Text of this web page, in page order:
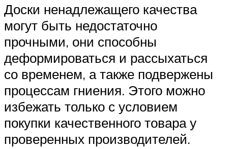
Доски ненадлежащего качества
могут быть недостаточно
прочными, они способны
деформироваться и рассыхаться
со временем, а также подвержены
процессам гниения. Этого можно
избежать только с условием
покупки качественного товара у
проверенных производителей.